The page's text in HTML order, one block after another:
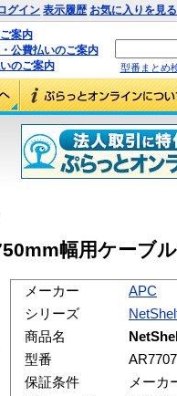
グイン 表示履歴 お気に入りを見る
案内
公費払いのご案内
のご案内
型番まとめ
幅用ケーブ
メーカー
APC
シリーズ
商品名
型番
AR7707
保証条件
メーカ